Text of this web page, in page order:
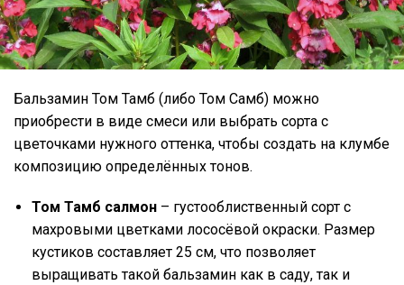
Бальзамин Том Тамб (либо Том Самб) можно
приобрести в виде смеси или выбрать сорта с
цветочками нужного оттенка, чтобы создать на клумбе
композицию определённых тонов.
Том Тамб салмон – густооблиственный сорт с
махровыми цветками лососёвой окраски. Размер
кустиков составляет 25 см, что позволяет
выращивать такой бальзамин как в саду, так и